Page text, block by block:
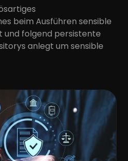
beim Ausführen sensible
folgend persistente
anlegt um sensible